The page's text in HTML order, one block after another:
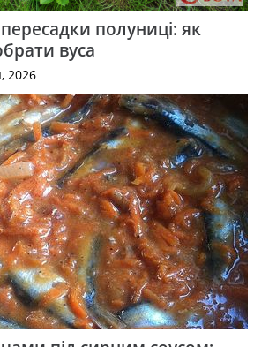
полуниці: як
вуса
2026